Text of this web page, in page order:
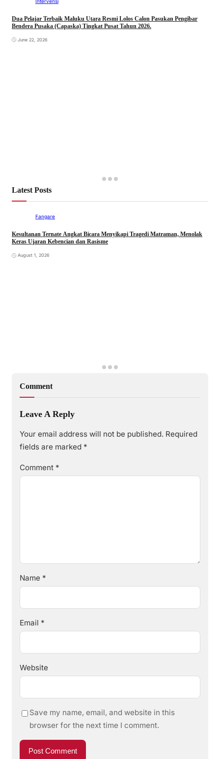
Dua Pelajar Terbaik Maluku Utara Resmi Lolos Calon Pasukan Pengibar
Bendera Pusaka (Capaska) Tingkat Pusat Tahun 2026.
June 22, 2026
Latest Posts
Fangare
Kesultanan Ternate Angkat Bicara Menyikapi Tragedi Matraman, Menolak
Keras Ujaran Kebencian dan Rasisme
August 1, 2026
Comment
Leave A Reply
Your email address will not be published. Required
fields are marked *
Comment *
Name *
Email *
Website
Save my name, email, and website in this
browser for the next time I comment.